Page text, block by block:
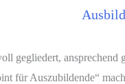
gegliedert, ansprechend
für Auszubildende“